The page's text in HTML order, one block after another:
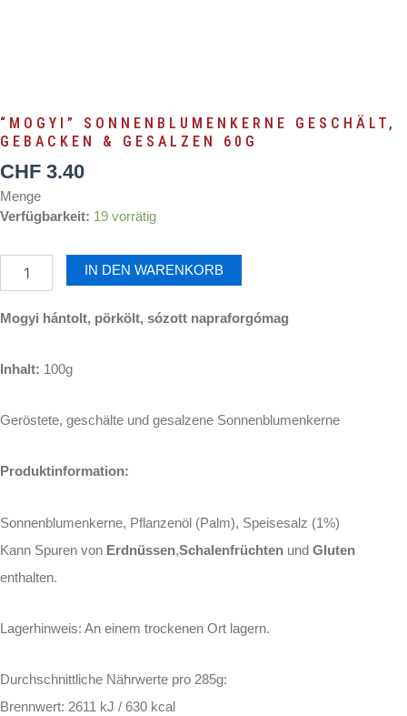
“MOGYI” SONNENBLUMENKERNE GESCHÄLT,
GEBACKEN & GESALZEN 60G
CHF 3.40
Menge
Verfügbarkeit: 19 vorrätig
"MOGYI"
gebacken
60g
IN DEN WARENKORB
Mogyi hántolt, pörkölt, sózott napraforgómag
Inhalt: 100g
Geröstete, geschälte und gesalzene Sonnenblumenkerne
Produktinformation:
Sonnenblumenkerne, Pflanzenöl (Palm), Speisesalz (1%)
Kann Spuren von Erdnüssen,Schalenfrüchten und Gluten
enthalten.
Lagerhinweis: An einem trockenen Ort lagern.
Durchschnittliche Nährwerte pro 285g:
Brennwert: 2611 kJ / 630 kcal